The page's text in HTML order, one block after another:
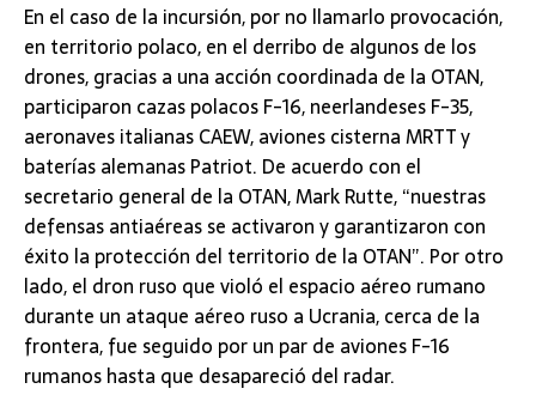
En el caso de la incursión, por no llamarlo provocación,
en territorio polaco, en el derribo de algunos de los
drones, gracias a una acción coordinada de la OTAN,
participaron cazas polacos F-16, neerlandeses F-35,
aeronaves italianas CAEW, aviones cisterna MRTT y
baterías alemanas Patriot. De acuerdo con el
secretario general de la OTAN, Mark Rutte, “nuestras
defensas antiaéreas se activaron y garantizaron con
éxito la protección del territorio de la OTAN”. Por otro
lado, el dron ruso que violó el espacio aéreo rumano
durante un ataque aéreo ruso a Ucrania, cerca de la
frontera, fue seguido por un par de aviones F-16
rumanos hasta que desapareció del radar.